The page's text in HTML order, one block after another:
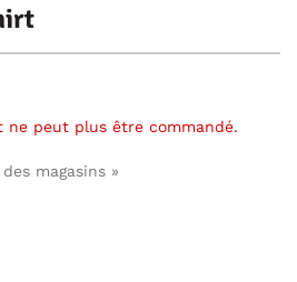
ne peut plus être commandé.
magasins »